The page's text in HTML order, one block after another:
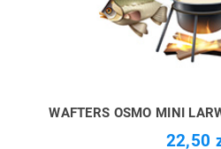
WAFTERS OSMO MINI
22,50